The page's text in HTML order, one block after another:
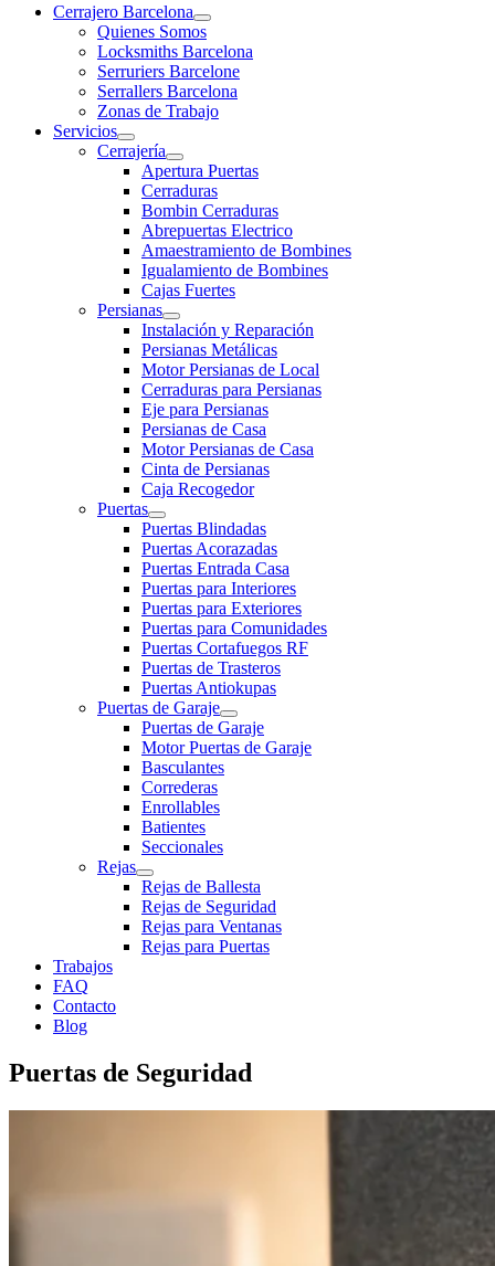
Cerrajero Barcelona
Quienes Somos
Locksmiths Barcelona
Serruriers Barcelone
Serrallers Barcelona
Zonas de Trabajo
Servicios
Cerrajería
Apertura Puertas
Cerraduras
Bombin Cerraduras
Abrepuertas Electrico
Amaestramiento de Bombines
Igualamiento de Bombines
Cajas Fuertes
Persianas
Instalación y Reparación
Persianas Metálicas
Motor Persianas de Local
Cerraduras para Persianas
Eje para Persianas
Persianas de Casa
Motor Persianas de Casa
Cinta de Persianas
Caja Recogedor
Puertas
Puertas Blindadas
Puertas Acorazadas
Puertas Entrada Casa
Puertas para Interiores
Puertas para Exteriores
Puertas para Comunidades
Puertas Cortafuegos RF
Puertas de Trasteros
Puertas Antiokupas
Puertas de Garaje
Puertas de Garaje
Motor Puertas de Garaje
Basculantes
Correderas
Enrollables
Batientes
Seccionales
Rejas
Rejas de Ballesta
Rejas de Seguridad
Rejas para Ventanas
Rejas para Puertas
Trabajos
FAQ
Contacto
Blog
Puertas de Seguridad